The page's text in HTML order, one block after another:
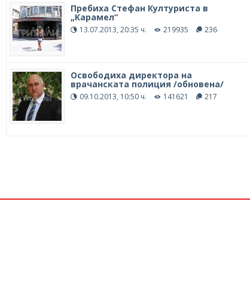
Пребиха Стефан Културиста в
„Карамел“
13.07.2013, 20:35 ч. 219935 236
Освободиха директора на
врачанската полиция /обновена/
09.10.2013, 10:50 ч. 141621 217